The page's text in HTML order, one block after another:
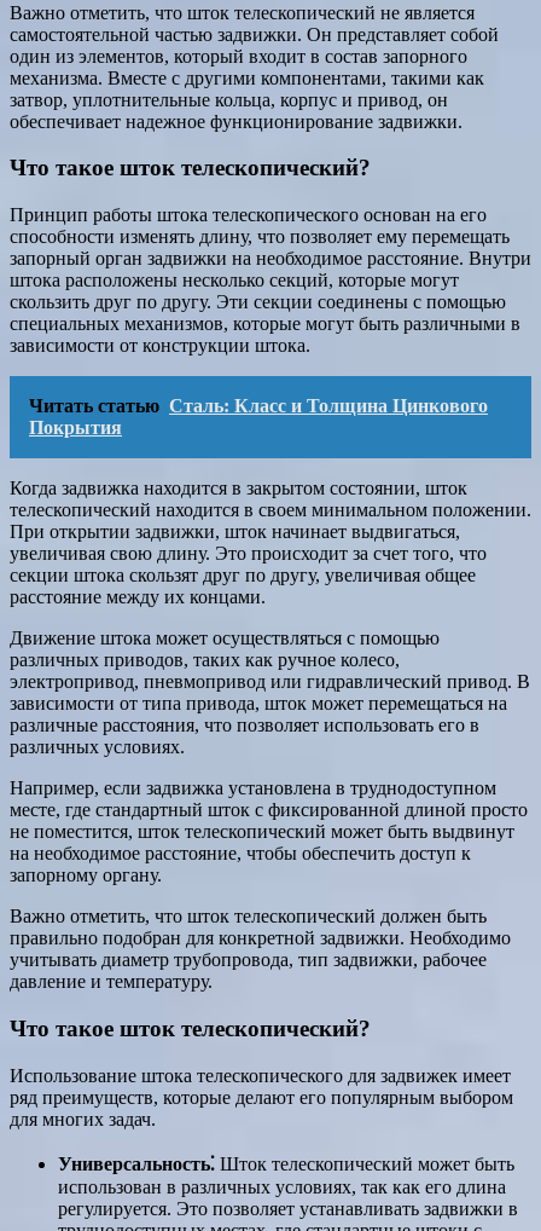
Важно отметить, что шток телескопический не является
самостоятельной частью задвижки. Он представляет собой
один из элементов, который входит в состав запорного
механизма. Вместе с другими компонентами, такими как
затвор, уплотнительные кольца, корпус и привод, он
обеспечивает надежное функционирование задвижки.
Что такое шток телескопический?
Принцип работы штока телескопического основан на его
способности изменять длину, что позволяет ему перемещать
запорный орган задвижки на необходимое расстояние. Внутри
штока расположены несколько секций, которые могут
скользить друг по другу. Эти секции соединены с помощью
специальных механизмов, которые могут быть различными в
зависимости от конструкции штока.
Читать статью Сталь: Класс и Толщина Цинкового
Покрытия
Когда задвижка находится в закрытом состоянии, шток
телескопический находится в своем минимальном положении.
При открытии задвижки, шток начинает выдвигаться,
увеличивая свою длину. Это происходит за счет того, что
секции штока скользят друг по другу, увеличивая общее
расстояние между их концами.
Движение штока может осуществляться с помощью
различных приводов, таких как ручное колесо,
электропривод, пневмопривод или гидравлический привод. В
зависимости от типа привода, шток может перемещаться на
различные расстояния, что позволяет использовать его в
различных условиях.
Например, если задвижка установлена в труднодоступном
месте, где стандартный шток с фиксированной длиной просто
не поместится, шток телескопический может быть выдвинут
на необходимое расстояние, чтобы обеспечить доступ к
запорному органу.
Важно отметить, что шток телескопический должен быть
правильно подобран для конкретной задвижки. Необходимо
учитывать диаметр трубопровода, тип задвижки, рабочее
давление и температуру.
Что такое шток телескопический?
Использование штока телескопического для задвижек имеет
ряд преимуществ, которые делают его популярным выбором
для многих задач.
Универсальность⁚ Шток телескопический может быть
использован в различных условиях, так как его длина
регулируется. Это позволяет устанавливать задвижки в